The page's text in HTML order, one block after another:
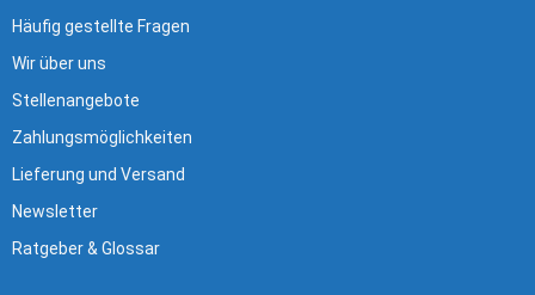
Häufig gestellte Fragen
Wir über uns
Stellenangebote
Zahlungsmöglichkeiten
Lieferung und Versand
Newsletter
Ratgeber & Glossar